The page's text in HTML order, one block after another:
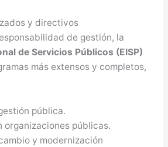
y directivos
de gestión, la
de Servicios Públicos (EISP)
más extensos y completos,
pública.
organizaciones públicas.
y modernización